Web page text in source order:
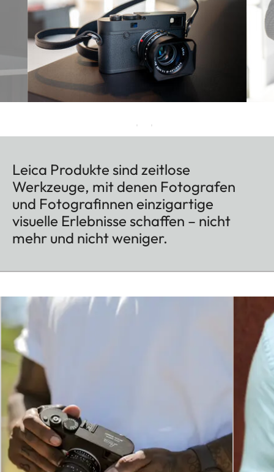
Leica Produkte sind zeitlose
Werkzeuge, mit denen Fotografen
und Fotografinnen einzigartige
visuelle Erlebnisse schaffen – nicht
mehr und nicht weniger.